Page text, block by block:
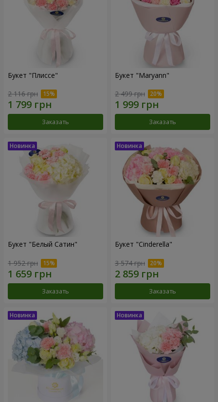
Букет "Плиссе"
2 116 грн
Заказать
Букет "Maryann"
2 499 грн
Заказать
Букет "Белый Сатин"
1 952 грн
Заказать
Букет "Cinderella"
3 574 грн
Заказать